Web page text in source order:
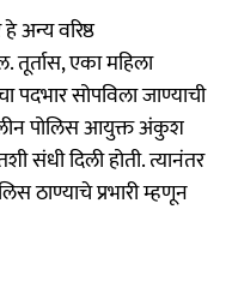
अन्य वरिष्ठ
तूर्तास, एका महिला
पदभार सोपविला जाण्याची
पोलिस आयुक्त अंकुश
संधी दिली होती. त्यानंतर
ठाण्याचे प्रभारी म्हणून